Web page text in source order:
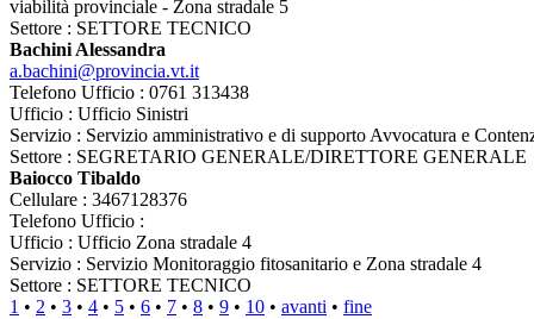
viabilità provinciale - Zona stradale 5
Settore : SETTORE TECNICO
Bachini Alessandra
a.bachini@provincia.vt.it
Telefono Ufficio : 0761 313438
Ufficio : Ufficio Sinistri
Servizio : Servizio amministrativo e di supporto Avvocatura e
Settore : SEGRETARIO GENERALE/DIRETTORE GENERALE
Baiocco Tibaldo
Cellulare : 3467128376
Telefono Ufficio :
Ufficio : Ufficio Zona stradale 4
Servizio : Servizio Monitoraggio fitosanitario e Zona stradale 4
Settore : SETTORE TECNICO
1 • 2 • 3 • 4 • 5 • 6 • 7 • 8 • 9 • 10 • avanti • fine